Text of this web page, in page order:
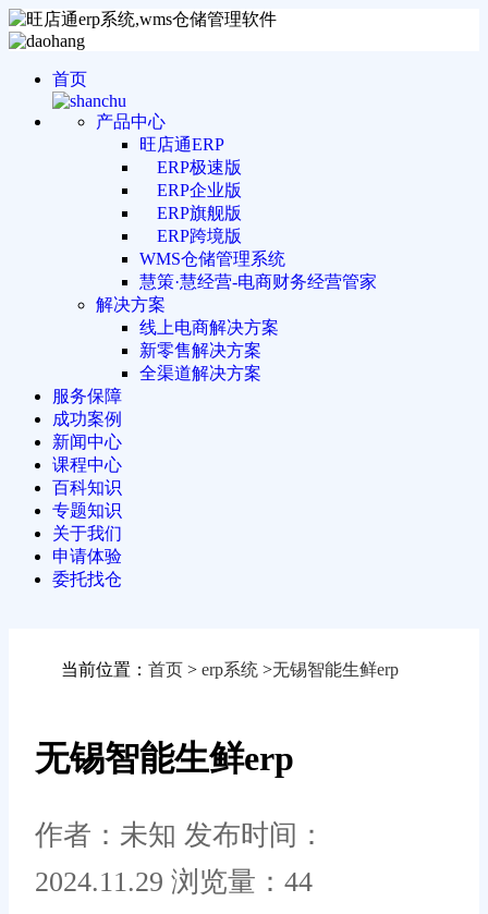
首页
产品中心
旺店通ERP
ERP极速版
ERP企业版
ERP旗舰版
ERP跨境版
WMS仓储管理系统
慧策·慧经营-电商财务经营管家
解决方案
线上电商解决方案
新零售解决方案
全渠道解决方案
服务保障
成功案例
新闻中心
课程中心
百科知识
专题知识
关于我们
申请体验
委托找仓
当前位置： 首页 > erp系统 >无锡智能生鲜erp
无锡智能生鲜erp
作者：未知 发布时间：
2024.11.29 浏览量：44